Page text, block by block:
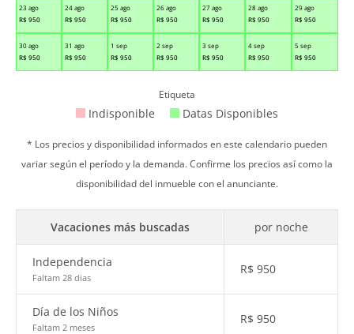
23 ago
R$ 950
24 ago
R$ 950
25 ago
R$ 950
26 ago
R$ 950
27 ago
R$ 950
28 ago
R$ 950
29 ago
R$ 950
30 ago
R$ 950
31 ago
R$ 950
1 sep
R$ 950
2 sep
R$ 950
3 sep
R$ 950
4 sep
R$ 950
5 sep
R$ 950
Etiqueta
Indisponible Datas Disponibles
* Los precios y disponibilidad informados en este calendario pueden
variar según el período y la demanda. Confirme los precios así como la
disponibilidad del inmueble con el anunciante.
Vacaciones más buscadas por noche
Independencia
Faltam 28 dias
R$ 950
Día de los Niños
Faltam 2 meses
R$ 950